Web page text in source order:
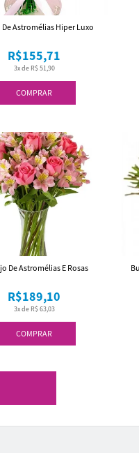
COMPRAR
3x de R$ 51,90
R$155,71
Astromélias Hiper Luxo
COMPRAR
3x de R$ 63,03
R$189,10
De Astromélias E Rosas